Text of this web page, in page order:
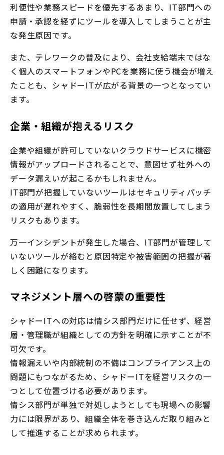
利便性や業務スピードを優先するあまり、IT部門への
申請・承認を経ずにツールを導入してしまうことが主
な発生原因です。
また、テレワークの普及により、会社支給端末ではな
く個人のスマートフォンやPCを業務に使う機会が増え
たことも、シャドーITが広がる背景の一つとなってい
ます。
企業・組織が抱えるリスク
企業や組織が許可していないクラウドサービスに機密
情報がアップロードされることで、意図せず社外への
データ漏えいが起こるかもしれません。
IT部門が把握していないツールはセキュリティパッチ
の適用が遅れやすく、脆弱性を長期間放置してしまう
リスクもあります。
万一インシデントが発生した場合、IT部門が管理して
いないツールが絡むと原因特定や被害範囲の把握が著
しく困難になります。
マネジメント層への啓蒙の重要性
シャドーITへの対応は情シス部門だけに任せず、経営
層・管理職が組織としての方針を明確に示すことが不
可欠です。
情報漏えいや内部統制の不備はコンプライアンス上の
問題にもつながるため、シャドーITを経営リスクの一
つとして位置づける必要があります。
情シス部門が単独で対処しようとしても現場への影響
力には限界があり、組織全体を巻き込んだ取り組みと
して推進することが求められます。